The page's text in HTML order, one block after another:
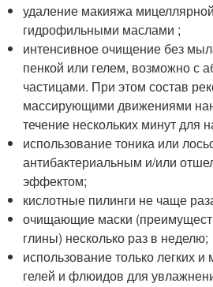
удаление макияжа
гидрофильными маслами ;
интенсивное очищение без
пенкой или гелем, возможно с
частицами. При этом состав
массирующими движениями
течение нескольких минут для
использование тоника или
антибактериальным и/или
эффектом;
кислотные пилинги не чаще
очищающие маски
глины) несколько раз в неделю;
использование только легких
гелей и флюидов для